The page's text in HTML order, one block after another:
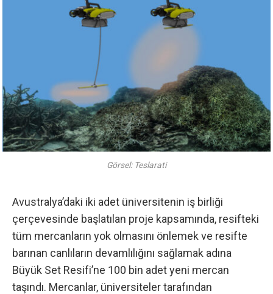
Görsel: Teslarati
Avustralya’daki iki adet üniversitenin iş birliği
çerçevesinde başlatılan proje kapsamında, resifteki
tüm mercanların yok olmasını önlemek ve resifte
barınan canlıların devamlılığını sağlamak adına
Büyük Set Resifi’ne 100 bin adet yeni mercan
taşındı. Mercanlar, üniversiteler tarafından